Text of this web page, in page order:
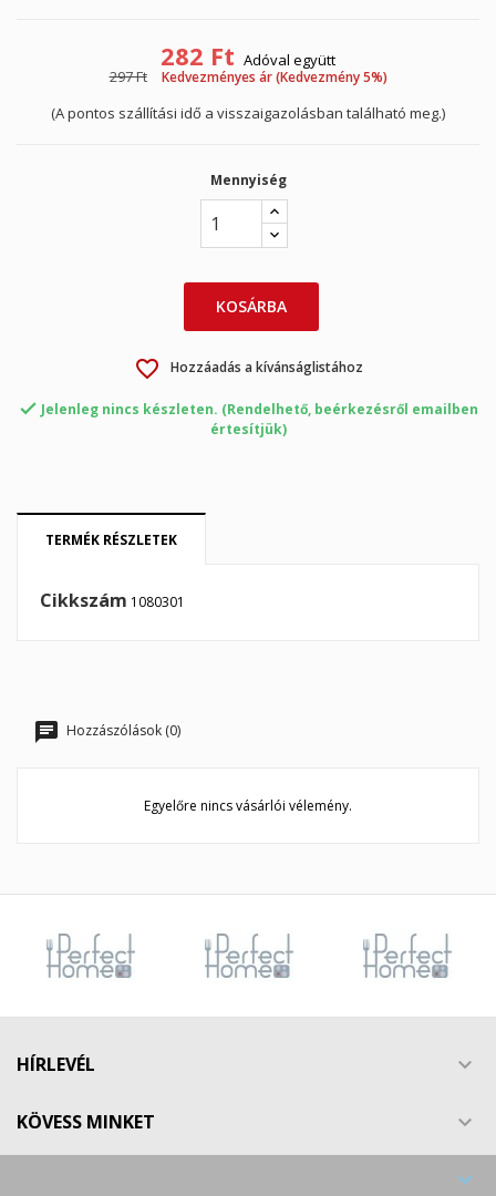
282 Ft Adóval együtt
297 Ft
Kedvezményes ár (Kedvezmény 5%)
(A pontos szállítási idő a visszaigazolásban található meg.)
Mennyiség
KOSÁRBA
favorite_border Hozzáadás a kívánságlistához
 Jelenleg nincs készleten. (Rendelhető, beérkezésről emailben
értesítjük)
TERMÉK RÉSZLETEK
Cikkszám 1080301
Hozzászólások (0)
Egyelőre nincs vásárlói vélemény.
HÍRLEVÉL 
KÖVESS MINKET 

Create new list
Kívánságlista létrehozása
Mégsem Kívánságlista létrehozása
Bejelentkezés
Be kell jelentkezned a termékek kívánságlistába történő
Mégsem Bejelentkezés